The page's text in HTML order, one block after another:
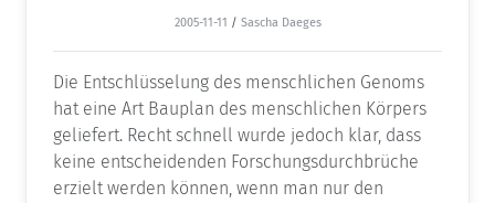
2005-11-11 / Sascha Daeges
Die Entschlüsselung des menschlichen Genoms
hat eine Art Bauplan des menschlichen Körpers
geliefert. Recht schnell wurde jedoch klar, dass
keine entscheidenden Forschungsdurchbrüche
erzielt werden können, wenn man nur den